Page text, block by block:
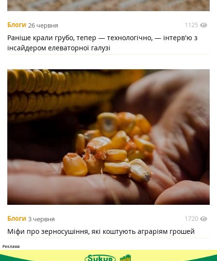
Блоги 26 червня 1125
Раніше крали грубо, тепер — технологічно, — інтерв'ю з
інсайдером елеваторної галузі
Блоги 3 червня 1720
Міфи про зерносушіння, які коштують аграріям грошей